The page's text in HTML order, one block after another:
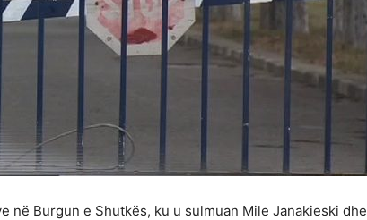
në Burgun e Shutkës, ku u sulmuan Mile Janakieski dhe